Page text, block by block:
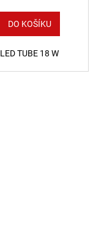
DO KOŠÍKU
LED TUBE 18 W